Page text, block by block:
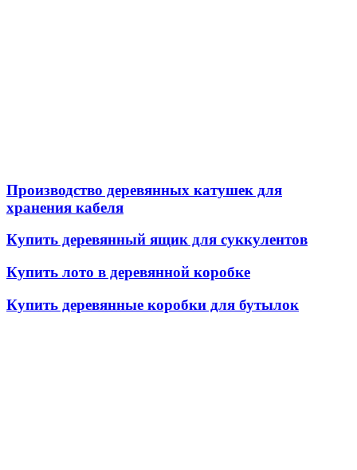
Производство деревянных катушек для
хранения кабеля
Купить деревянный ящик для суккулентов
Купить лото в деревянной коробке
Купить деревянные коробки для бутылок